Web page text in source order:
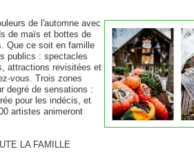
de l'automne avec
de maïs et bottes de
Que ce soit en famille
publics : spectacles
attractions revisitées et
vous. Trois zones
degré de sensations :
pour les indécis, et
artistes animeront
LA FAMILLE